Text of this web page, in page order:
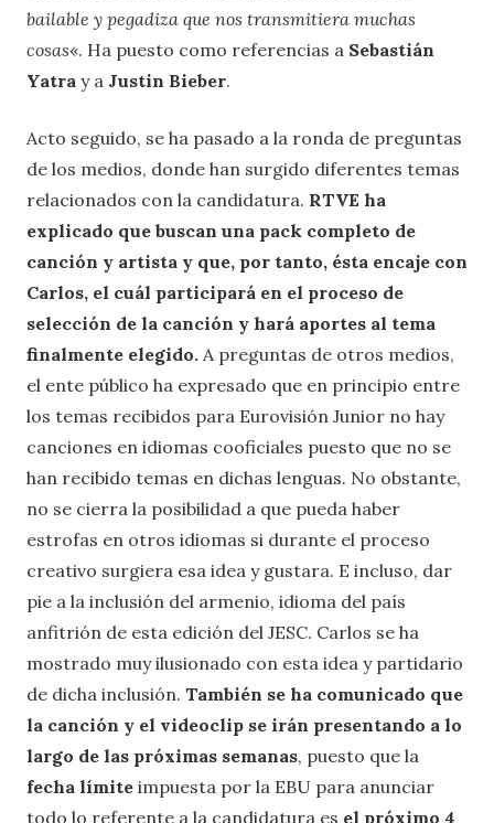
bailable y pegadiza que nos transmitiera muchas
cosas«. Ha puesto como referencias a Sebastián
Yatra y a Justin Bieber.
Acto seguido, se ha pasado a la ronda de preguntas
de los medios, donde han surgido diferentes temas
relacionados con la candidatura. RTVE ha
explicado que buscan una pack completo de
canción y artista y que, por tanto, ésta encaje con
Carlos, el cuál participará en el proceso de
selección de la canción y hará aportes al tema
finalmente elegido. A preguntas de otros medios,
el ente público ha expresado que en principio entre
los temas recibidos para Eurovisión Junior no hay
canciones en idiomas cooficiales puesto que no se
han recibido temas en dichas lenguas. No obstante,
no se cierra la posibilidad a que pueda haber
estrofas en otros idiomas si durante el proceso
creativo surgiera esa idea y gustara. E incluso, dar
pie a la inclusión del armenio, idioma del país
anfitrión de esta edición del JESC. Carlos se ha
mostrado muy ilusionado con esta idea y partidario
de dicha inclusión. También se ha comunicado que
la canción y el videoclip se irán presentando a lo
largo de las próximas semanas, puesto que la
fecha límite impuesta por la EBU para anunciar
todo lo referente a la candidatura es el próximo 4